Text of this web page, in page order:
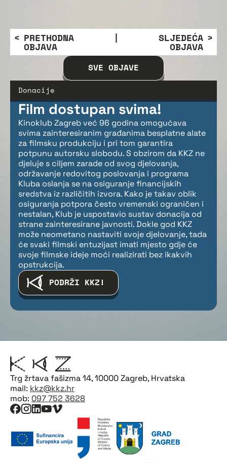
PRETHODNA
OBJAVA
| SLJEDEĆA
OBJAVA
SVE OBJAVE
Donacije
Film dostupan svima!
Kinoklub Zagreb već 96 godina omogućava
svima zainteresiranim građanima besplatne alate
za filmsku produkciju i pri tom garantira
potpunu autorsku slobodu. S obzirom da KKZ ne
djeluje s ciljem zarade od svog djelovanja,
održavanje redovitog poslovanja i programa
Kluba oslanja se na osiguranje financijskih
sredstva iz različitih izvora. Kako je takav oblik
osiguranja potpora često vremenski ograničen i
nestalan, Klub je uspostavio sustav donacija od
strane zainteresirane javnosti. Dokle god KKZ
može neometano nastaviti svoje djelovanje, tada
će svaki filmski entuzijast imati mjesto gdje će
svoje filmske ideje moći realizirati bez ikakvih
opstrukcija.
PODRŽI KKZ!
Trg žrtava fašizma 14, 10000 Zagreb, Hrvatska
mail: kkz@kkz.hr
mob: 097 752 3628